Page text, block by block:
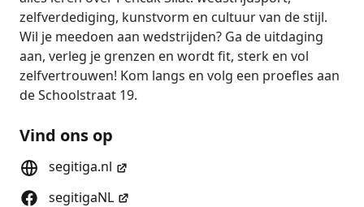
zelfverdediging, kunstvorm en cultuur van de stijl.
Wil je meedoen aan wedstrijden? Ga de uitdaging
aan, verleg je grenzen en wordt fit, sterk en vol
zelfvertrouwen! Kom langs en volg een proefles aan
deSchoolstraat 19.
Vind ons op
segitiga.nl
segitigaNL